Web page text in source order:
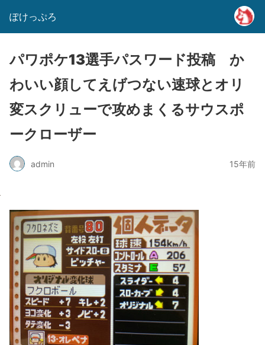
ぽけっぷろ
パワポケ13選手パスワード投稿 か
わいい顔してえげつない速球とオリ
変スクリューで攻めまくるサウスポ
ークローザー
admin 15年前